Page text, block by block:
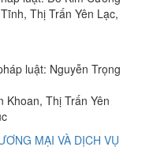
Thị Trấn Yên Lạc,
luật: Nguyễn Trọng
Thị Trấn Yên
MẠI VÀ DỊCH VỤ